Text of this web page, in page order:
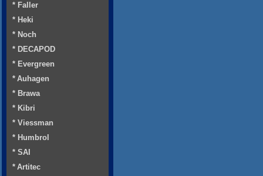
* Faller
* Heki
* Noch
* DECAPOD
* Evergreen
* Auhagen
* Brawa
* Kibri
* Viessman
* Humbrol
* SAI
* Artitec